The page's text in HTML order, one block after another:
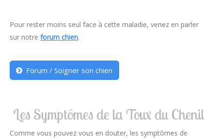
Pour rester moins seul face à cette maladie, venez en parler
sur notre forum chien.
Forum / Soigner son chien
Les Symptômes de la Toux du Chenil
Comme vous pouvez vous en douter, les symptômes de